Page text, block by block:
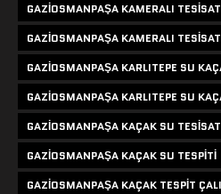
GAZIOSMANPAŞA KAMERALI
GAZIOSMANPAŞA KAMERALI
GAZIOSMANPAŞA KARLITEPE SU
GAZIOSMANPAŞA KARLITEPE SU
GAZIOSMANPAŞA KAÇAK SU
GAZIOSMANPAŞA KAÇAK SU TESPITI
GAZIOSMANPAŞA KAÇAK TESPIT